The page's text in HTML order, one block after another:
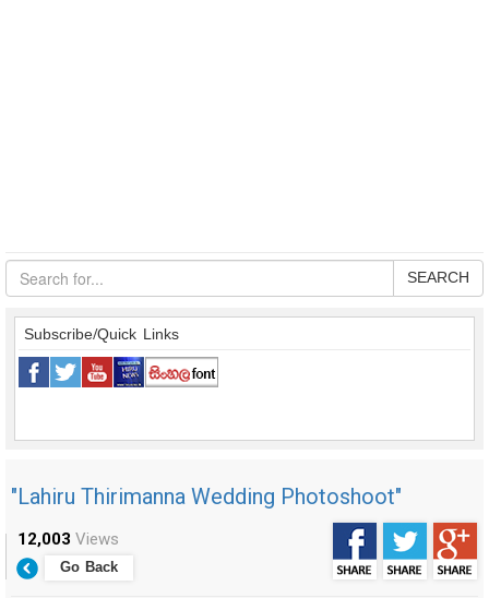
SEARCH
Subscribe/Quick Links
"Lahiru Thirimanna Wedding Photoshoot"
12,003 Views
Go Back